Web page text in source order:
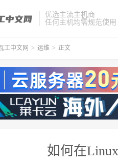
优选主流主机商
任何主机均需规范使用
工中文网 > 运维 > 正文
如何在